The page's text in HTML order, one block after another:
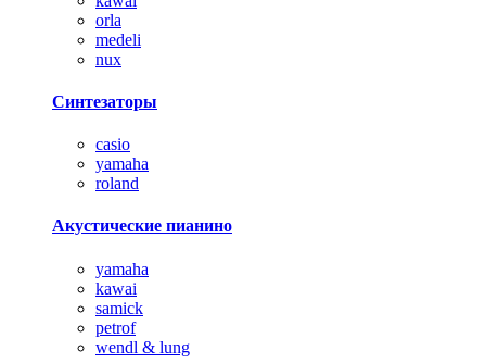
orla
medeli
nux
Синтезаторы
casio
yamaha
roland
Акустические пианино
yamaha
kawai
samick
petrof
wendl & lung